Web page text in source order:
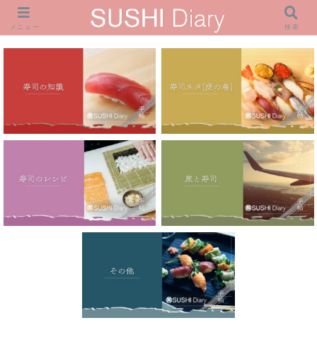
メニュー 検索